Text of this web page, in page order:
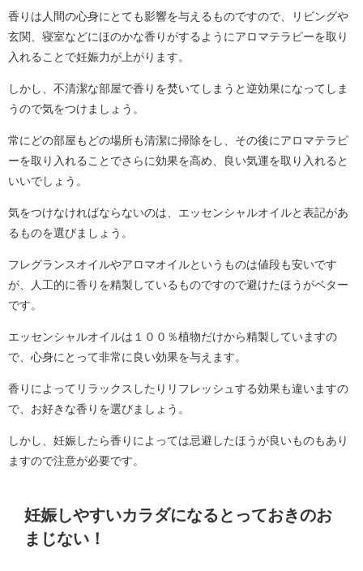
香りは人間の心身にとても影響を与えるものですので、リビングや
玄関、寝室などにほのかな香りがするようにアロマテラピーを取り
入れることで妊娠力が上がります。
しかし、不清潔な部屋で香りを焚いてしまうと逆効果になってしま
うので気をつけましょう。
常にどの部屋もどの場所も清潔に掃除をし、その後にアロマテラピ
ーを取り入れることでさらに効果を高め、良い気運を取り入れると
いいでしょう。
気をつけなければならないのは、エッセンシャルオイルと表記があ
るものを選びましょう。
フレグランスオイルやアロマオイルというものは値段も安いです
が、人工的に香りを精製しているものですので避けたほうがベター
です。
エッセンシャルオイルは１００％植物だけから精製していますの
で、心身にとって非常に良い効果を与えます。
香りによってリラックスしたりリフレッシュする効果も違いますの
で、お好きな香りを選びましょう。
しかし、妊娠したら香りによっては忌避したほうが良いものもあり
ますので注意が必要です。
妊娠しやすいカラダになるとっておきのお
まじない！